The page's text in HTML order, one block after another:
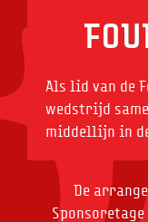
Als lid van de
wedstrijd
middellijn in
De